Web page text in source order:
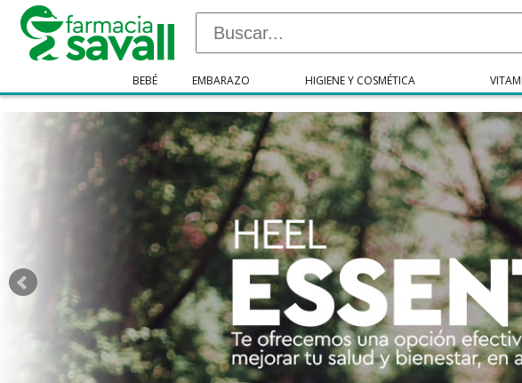
BEBÉ EMBARAZO HIGIENE Y COSMÉTICA